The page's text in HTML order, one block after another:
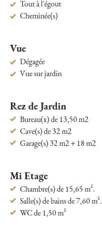
Tout à l'égout
Cheminée(s)
Vue
Dégagée
Vue sur jardin
Rez de Jardin
Bureau(x) de 13,50 m2
Cave(s) de 32 m2
Garage(s) 32 m2 + 18 m2
Mi Etage
Chambre(s) de 15,65 m².
Salle(s) de bains de 7,60 m².
WC de 1,50 m²